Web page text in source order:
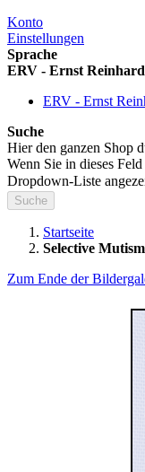
Konto
Einstellungen
Sprache
ERV - Ernst
ERV - Ernst
Suche
Hier den ganzen Shop
Wenn Sie in dieses
Dropdown-Liste
Suche
Startseite
Selective
Zum Ende der